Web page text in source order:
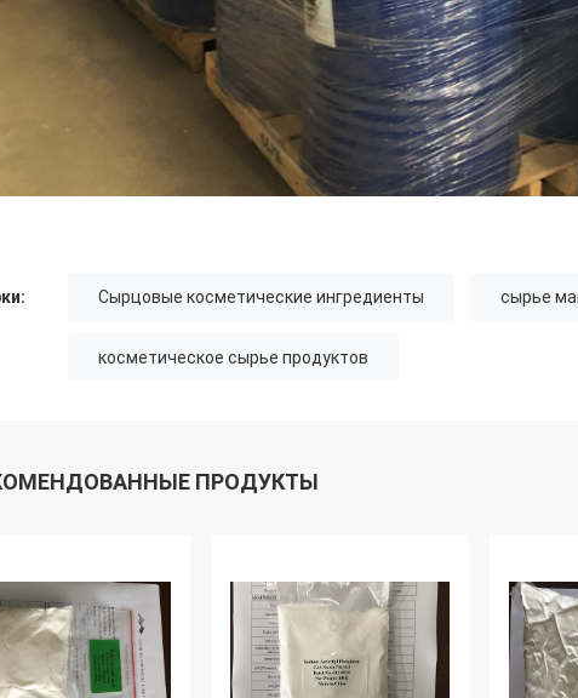
Сырцовые косметические ингредиенты сырье
косметическое сырье продуктов
ПРОДУКТЫ